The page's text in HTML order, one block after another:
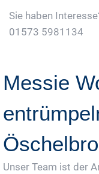
Sie haben
01573 5981134
Messie
Unser Team ist der